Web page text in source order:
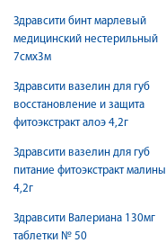
Здравсити бинт марлевый
медицинский нестерильный
7смх3м
Здравсити вазелин для губ
восстановление и защита
фитоэкстракт алоэ 4,2г
Здравсити вазелин для губ
питание фитоэкстракт малины
4,2г
Здравсити Валериана 130мг
таблетки № 50